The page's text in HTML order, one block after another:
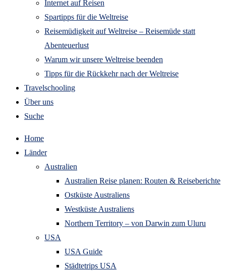
Internet auf Reisen
Spartipps für die Weltreise
Reisemüdigkeit auf Weltreise – Reisemüde statt
Abenteuerlust
Warum wir unsere Weltreise beenden
Tipps für die Rückkehr nach der Weltreise
Travelschooling
Über uns
Suche
Home
Länder
Australien
Australien Reise planen: Routen & Reiseberichte
Ostküste Australiens
Westküste Australiens
Northern Territory – von Darwin zum Uluru
USA
USA Guide
Städtetrips USA